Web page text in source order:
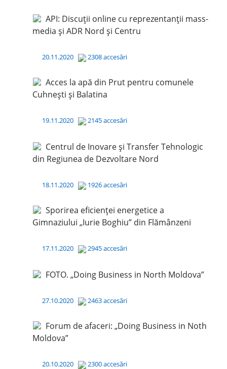
API: Discuții online cu reprezentanții mass-
media și ADR Nord și Centru
20.11.2020 2308 accesări
Acces la apă din Prut pentru comunele
Cuhnești și Balatina
19.11.2020 2145 accesări
Centrul de Inovare și Transfer Tehnologic
din Regiunea de Dezvoltare Nord
18.11.2020 1926 accesări
Sporirea eficienței energetice a
Gimnaziului „Iurie Boghiu” din Flămânzeni
17.11.2020 2945 accesări
FOTO. „Doing Business in North Moldova”
27.10.2020 2463 accesări
Forum de afaceri: „Doing Business in Noth
Moldova”
20.10.2020 2300 accesări